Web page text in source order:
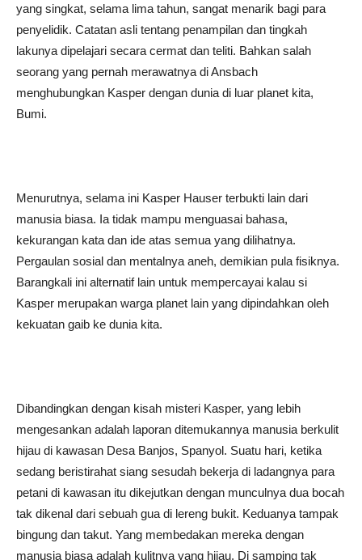
yang singkat, selama lima tahun, sangat menarik bagi para
penyelidik. Catatan asli tentang penampilan dan tingkah
lakunya dipelajari secara cermat dan teliti. Bahkan salah
seorang yang pernah merawatnya di Ansbach
menghubungkan Kasper dengan dunia di luar planet kita,
Bumi.
Menurutnya, selama ini Kasper Hauser terbukti lain dari
manusia biasa. Ia tidak mampu menguasai bahasa,
kekurangan kata dan ide atas semua yang dilihatnya.
Pergaulan sosial dan mentalnya aneh, demikian pula fisiknya.
Barangkali ini alternatif lain untuk mempercayai kalau si
Kasper merupakan warga planet lain yang dipindahkan oleh
kekuatan gaib ke dunia kita.
Dibandingkan dengan kisah misteri Kasper, yang lebih
mengesankan adalah laporan ditemukannya manusia berkulit
hijau di kawasan Desa Banjos, Spanyol. Suatu hari, ketika
sedang beristirahat siang sesudah bekerja di ladangnya para
petani di kawasan itu dikejutkan dengan munculnya dua bocah
tak dikenal dari sebuah gua di lereng bukit. Keduanya tampak
bingung dan takut. Yang membedakan mereka dengan
manusia biasa adalah kulitnya yang hijau. Di samping tak